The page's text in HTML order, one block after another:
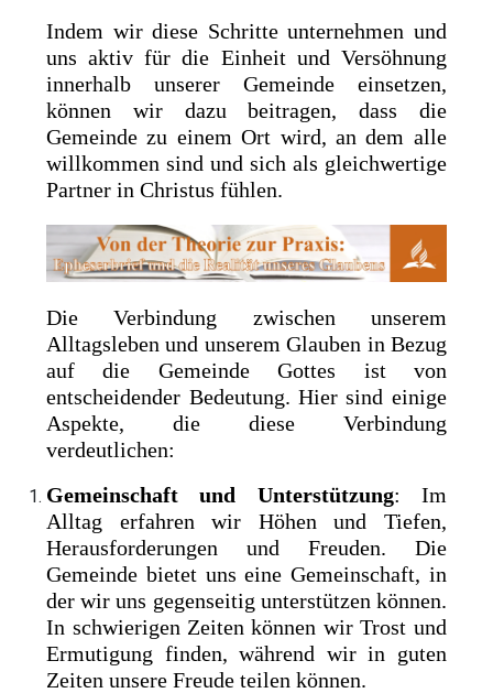
Indem wir diese Schritte unternehmen und
uns aktiv für die Einheit und Versöhnung
innerhalb unserer Gemeinde einsetzen,
können wir dazu beitragen, dass die
Gemeinde zu einem Ort wird, an dem alle
willkommen sind und sich als gleichwertige
Partner in Christus fühlen.
Die Verbindung zwischen unserem
Alltagsleben und unserem Glauben in Bezug
auf die Gemeinde Gottes ist von
entscheidender Bedeutung. Hier sind einige
Aspekte, die diese Verbindung
verdeutlichen:
Gemeinschaft und Unterstützung: Im
Alltag erfahren wir Höhen und Tiefen,
Herausforderungen und Freuden. Die
Gemeinde bietet uns eine Gemeinschaft, in
der wir uns gegenseitig unterstützen können.
In schwierigen Zeiten können wir Trost und
Ermutigung finden, während wir in guten
Zeiten unsere Freude teilen können.